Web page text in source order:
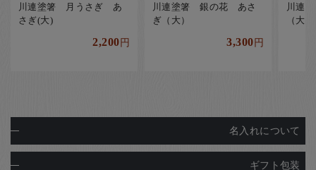
川連塗箸 月うさぎ あ
さぎ(大)
2,200円
川連塗箸 銀の花 あさ
ぎ（大）
3,300円
川連
（大）
名入れについて
ギフト包装